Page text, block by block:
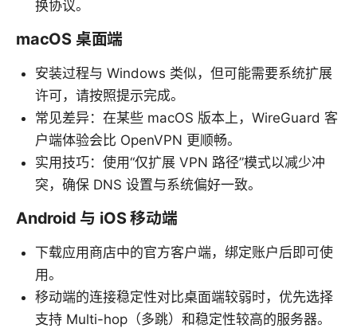
换协议。
macOS 桌面端
安装过程与 Windows 类似，但可能需要系统扩展
许可，请按照提示完成。
常见差异：在某些 macOS 版本上，WireGuard 客
户端体验会比 OpenVPN 更顺畅。
实用技巧：使用“仅扩展 VPN 路径”模式以减少冲
突，确保 DNS 设置与系统偏好一致。
Android 与 iOS 移动端
下载应用商店中的官方客户端，绑定账户后即可使
用。
移动端的连接稳定性对比桌面端较弱时，优先选择
支持 Multi-hop（多跳）和稳定性较高的服务器。